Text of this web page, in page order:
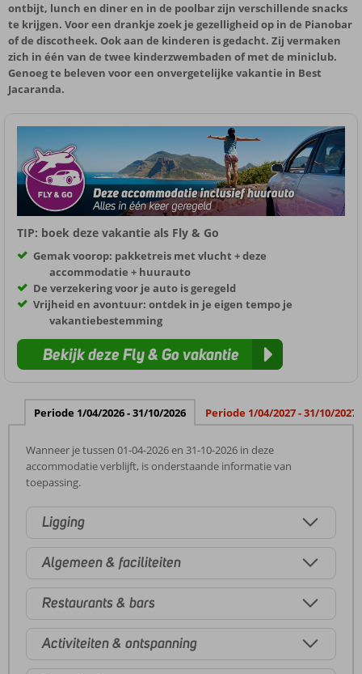
ontbijt, lunch en diner en in de poolbar zijn verschillende snacks
te krijgen. Voor een drankje zoek je gezelligheid op in de Pianobar
of de discotheek. Ook aan de kinderen is gedacht. Zij vermaken
zich in één van de twee kinderzwembaden of met de miniclub.
Genoeg te beleven voor een onvergetelijke vakantie in Best
Jacaranda.
TIP: boek deze vakantie als Fly & Go
Gemak voorop: pakketreis met vlucht + deze
accommodatie + huurauto
De verzekering voor je auto is geregeld
Vrijheid en avontuur: ontdek in je eigen tempo je
vakantiebestemming
Bekijk deze Fly & Go vakantie
Periode 1/04/2026 - 31/10/2026 Periode 1/04/2027 - 31/10/2027
Wanneer je tussen 01-04-2026 en 31-10-2026 in deze
accommodatie verblijft, is onderstaande informatie van
toepassing.
Ligging
Algemeen & faciliteiten
Restaurants & bars
Activiteiten & ontspanning